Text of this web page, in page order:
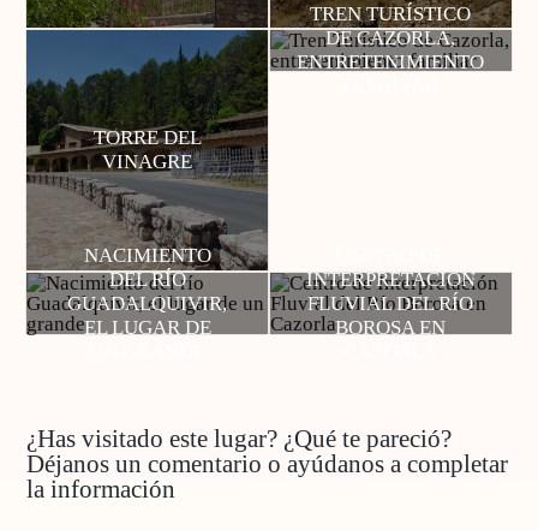
TORRE DEL
VINAGRE
TREN TURÍSTICO
DE CAZORLA,
ENTRETENIMIENTO
NACIMIENTO
DEL RÍO
GUADALQUIVIR,
EL LUGAR DE
INTERPRETACIÓN
FLUVIAL DEL RÍO
BOROSA EN
¿Has visitado este lugar? ¿Qué te pareció?
Déjanos un comentario o ayúdanos a completar
la información